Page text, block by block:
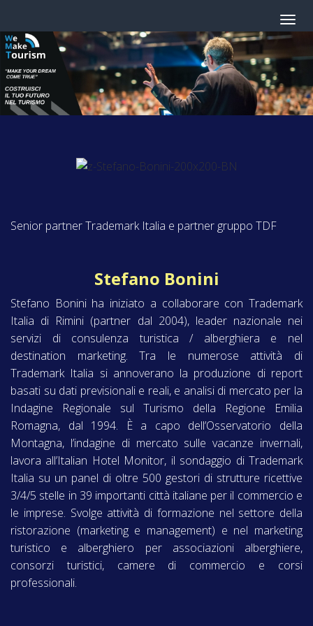
Senior partner Trademark Italia e partner gruppo TDF
Stefano Bonini
Stefano Bonini ha iniziato a collaborare con Trademark
Italia di Rimini (partner dal 2004), leader nazionale nei
servizi di consulenza turistica / alberghiera e nel
destination marketing. Tra le numerose attività di
Trademark Italia si annoverano la produzione di report
basati su dati previsionali e reali, e analisi di mercato per la
Indagine Regionale sul Turismo della Regione Emilia
Romagna, dal 1994. È a capo dell’Osservatorio della
Montagna, l’indagine di mercato sulle vacanze invernali,
lavora all’Italian Hotel Monitor, il sondaggio di Trademark
Italia su un panel di oltre 500 gestori di strutture ricettive
3/4/5 stelle in 39 importanti città italiane per il commercio e
le imprese. Svolge attività di formazione nel settore della
ristorazione (marketing e management) e nel marketing
turistico e alberghiero per associazioni alberghiere,
consorzi turistici, camere di commercio e corsi
professionali.